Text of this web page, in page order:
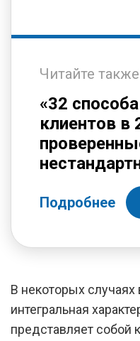
Читайте
«32
клиентов в
Подробнее
В некоторых
интегральная
представляет собой